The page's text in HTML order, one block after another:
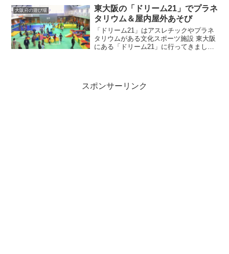
6個入りのケースになっています。1泊の
キャンプであれば家...
大阪府の遊び場
東大阪の「ドリーム21」でプラネ
タリウム＆屋内屋外あそび
「ドリーム21」はアスレチックやプラネ
タリウムがある文化スポーツ施設 東大阪
にある「ドリーム21」に行ってきまし
スポンサーリンク